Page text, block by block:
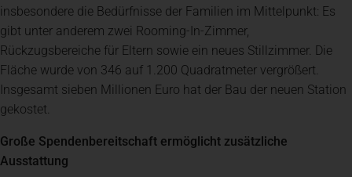
insbesondere die Bedürfnisse der Familien im Mittelpunkt: Es
gibt unter anderem zwei Rooming-In-Zimmer,
Rückzugsbereiche für Eltern sowie ein neues Stillzimmer. Die
Fläche wurde von 346 auf 1.200 Quadratmeter vergrößert.
Insgesamt sieben Millionen Euro hat der Bau der neuen Station
gekostet.
Große Spendenbereitschaft ermöglicht zusätzliche
Ausstattung